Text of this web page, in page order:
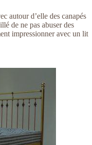
autour d’elle des canapés
de ne pas abuser des
impressionner avec un lit